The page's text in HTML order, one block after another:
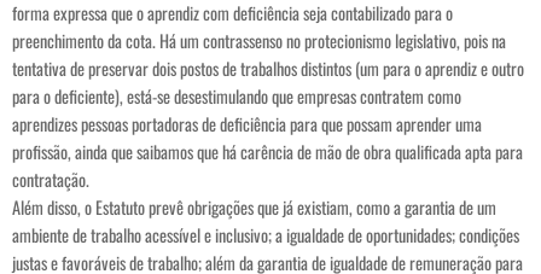
forma expressa que o aprendiz com deficiência seja contabilizado para o
preenchimento da cota. Há um contrassenso no protecionismo legislativo, pois na
tentativa de preservar dois postos de trabalhos distintos (um para o aprendiz e outro
para o deficiente), está-se desestimulando que empresas contratem como
aprendizes pessoas portadoras de deficiência para que possam aprender uma
profissão, ainda que saibamos que há carência de mão de obra qualificada apta para
contratação.
Além disso, o Estatuto prevê obrigações que já existiam, como a garantia de um
ambiente de trabalho acessível e inclusivo; a igualdade de oportunidades; condições
justas e favoráveis de trabalho; além da garantia de igualdade de remuneração para